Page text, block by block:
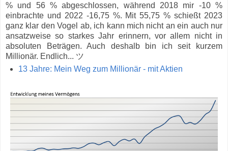
% und 56 % abgeschlossen, während 2018 mir -10 %
einbrachte und 2022 -16,75 %. Mit 55,75 % schießt 2023
ganz klar den Vogel ab, ich kann mich nicht an ein auch nur
ansatzweise so starkes Jahr erinnern, vor allem nicht in
absoluten Beträgen. Auch deshalb bin ich seit kurzem
Millionär. Endlich... ツ
13 Jahre: Mein Weg zum Millionär - mit Aktien